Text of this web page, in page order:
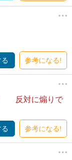
参考になる!
反対に煽りで
参考になる!